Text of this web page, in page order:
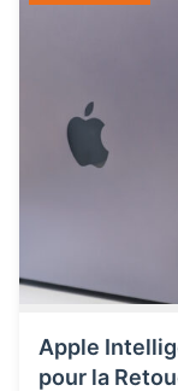
Apple
pour la